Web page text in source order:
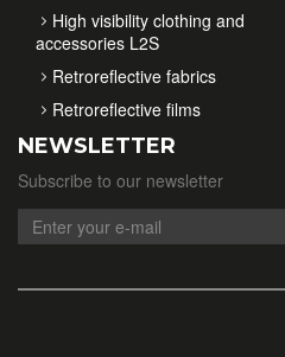
High visibility clothing and
accessories L2S
Retroreflective fabrics
Retroreflective films
NEWSLETTER
Subscribe to our newsletter